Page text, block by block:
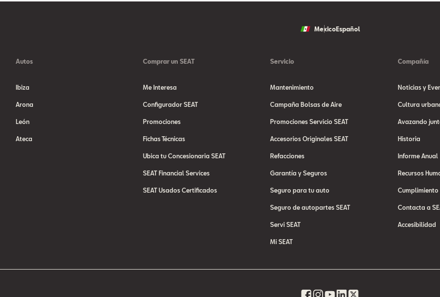
MexicoEspañol
Autos
Ibiza
Arona
León
Ateca
Comprar un SEAT
Me Interesa
Configurador SEAT
Promociones
Fichas Técnicas
Ubica tu Concesionaria SEAT
SEAT Financial Services
SEAT Usados Certificados
Servicio
Mantenimiento
Campaña Bolsas de Aire
Promociones Servicio SEAT
Accesorios Originales SEAT
Refacciones
Garantía y Seguros
Seguro para tu auto
Seguro de autopartes SEAT
Servi SEAT
Mi SEAT
Compañía
Noticias y
Cultura
Avazando
Historia
Informe Anual
Recursos
Cumplimiento
Contacta a
Accesibilidad